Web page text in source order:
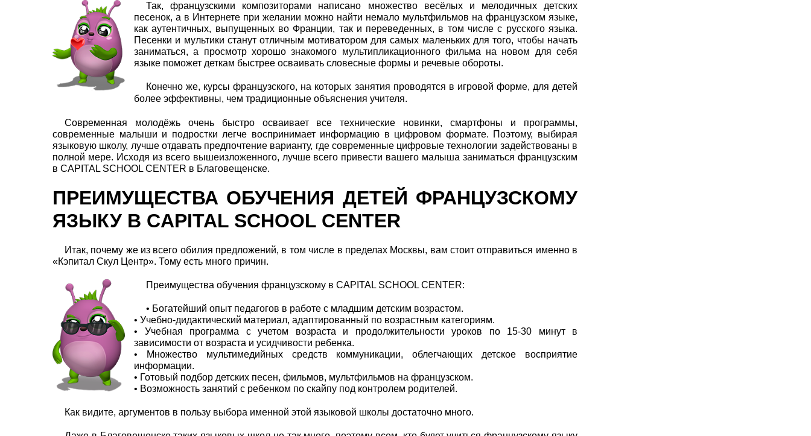
Так, французскими композиторами написано множество весёлых и мелодичных детских
песенок, а в Интернете при желании можно найти немало мультфильмов на французском языке,
как аутентичных, выпущенных во Франции, так и переведенных, в том числе с русского языка.
Песенки и мультики станут отличным мотиватором для самых маленьких для того, чтобы начать
заниматься, а просмотр хорошо знакомого мультипликационного фильма на новом для себя
языке поможет деткам быстрее осваивать словесные формы и речевые обороты.
Конечно же, курсы французского, на которых занятия проводятся в игровой форме, для детей
более эффективны, чем традиционные объяснения учителя.
Современная молодёжь очень быстро осваивает все технические новинки, смартфоны и программы,
современные малыши и подростки легче воспринимает информацию в цифровом формате. Поэтому, выбирая
языковую школу, лучше отдавать предпочтение варианту, где современные цифровые технологии задействованы в
полной мере. Исходя из всего вышеизложенного, лучше всего привести вашего малыша заниматься французским
в CAPITAL SCHOOL CENTER в Благовещенске.
ПРЕИМУЩЕСТВА ОБУЧЕНИЯ ДЕТЕЙ ФРАНЦУЗСКОМУ
ЯЗЫКУ В CAPITAL SCHOOL CENTER
Итак, почему же из всего обилия предложений, в том числе в пределах Москвы, вам стоит отправиться именно в
«Кэпитал Скул Центр». Тому есть много причин.
Преимущества обучения французскому в CAPITAL SCHOOL CENTER:
• Богатейший опыт педагогов в работе с младшим детским возрастом.
• Учебно-дидактический материал, адаптированный по возрастным категориям.
• Учебная программа с учетом возраста и продолжительности уроков по 15-30 минут в
зависимости от возраста и усидчивости ребенка.
• Множество мультимедийных средств коммуникации, облегчающих детское восприятие
информации.
• Готовый подбор детских песен, фильмов, мультфильмов на французском.
• Возможность занятий с ребенком по скайпу под контролем родителей.
Как видите, аргументов в пользу выбора именной этой языковой школы достаточно много.